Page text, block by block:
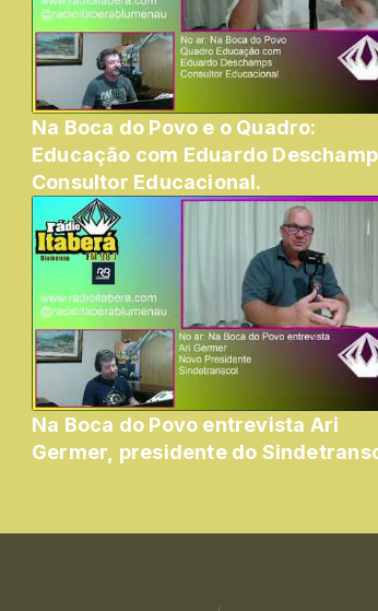
Na Boca do Povo e o Quadro:
Educação com Eduardo
Consultor Educacional.
Na Boca do Povo entrevista Ari
Germer, presidente do